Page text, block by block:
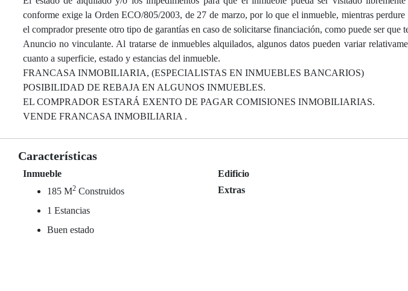
conforme exige la Orden ECO/805/2003, de 27 de marzo, por lo que el inmueble, mientras
el comprador presente otro tipo de garantías en caso de solicitarse financiación, como puede ser que
Anuncio no vinculante. Al tratarse de inmuebles alquilados, algunos datos pueden variar
cuanto a superficie, estado y estancias del inmueble.
FRANCASA INMOBILIARIA, (ESPECIALISTAS EN INMUEBLES BANCARIOS)
POSIBILIDAD DE REBAJA EN ALGUNOS INMUEBLES.
EL COMPRADOR ESTARÁ EXENTO DE PAGAR COMISIONES INMOBILIARIAS.
VENDE FRANCASA INMOBILIARIA .
Características
Inmueble
185 M2 Construidos
1 Estancias
Buen estado
Edificio
Extras